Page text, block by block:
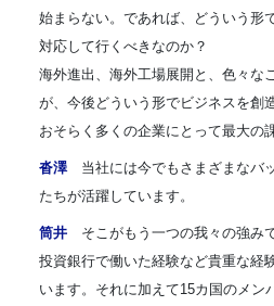
始まらない。であれば、どういう形
対応して行くべきなのか？
海外進出、海外工場展開と、色々な
が、今後どういう形でビジネスを創
おそらく多くの企業にとって最大の
沓澤当社には今でもさまざまなバ
たちが活躍しています。
筒井 そこがもう一つの我々の強み
投資銀行で働いた経験など貴重な経
います。それに加えて15カ国のメン